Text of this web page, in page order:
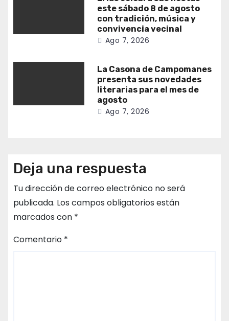
este sábado 8 de agosto
con tradición, música y
convivencia vecinal
Ago 7, 2026
La Casona de Campomanes
presenta sus novedades
literarias para el mes de
agosto
Ago 7, 2026
Deja una respuesta
Tu dirección de correo electrónico no será
publicada. Los campos obligatorios están
marcados con *
Comentario *